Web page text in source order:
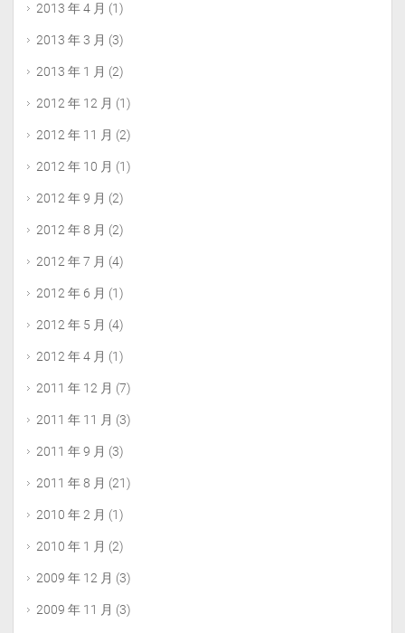
2013 年 4 月 (1)
2013 年 3 月 (3)
2013 年 1 月 (2)
2012 年 12 月 (1)
2012 年 11 月 (2)
2012 年 10 月 (1)
2012 年 9 月 (2)
2012 年 8 月 (2)
2012 年 7 月 (4)
2012 年 6 月 (1)
2012 年 5 月 (4)
2012 年 4 月 (1)
2011 年 12 月 (7)
2011 年 11 月 (3)
2011 年 9 月 (3)
2011 年 8 月 (21)
2010 年 2 月 (1)
2010 年 1 月 (2)
2009 年 12 月 (3)
2009 年 11 月 (3)